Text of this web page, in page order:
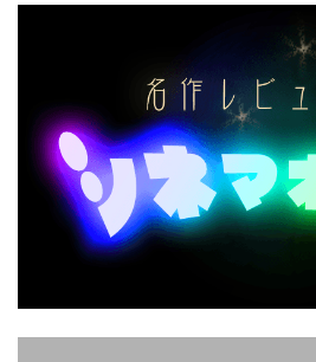
デイヴィッド・O・サックス
デイヴィッド・S・ウォード
デイヴィッド・T・フレンドリー
デイヴィッド・クレノン
デイヴィッド・グリブル
デイヴィッド・ハッセルホフ